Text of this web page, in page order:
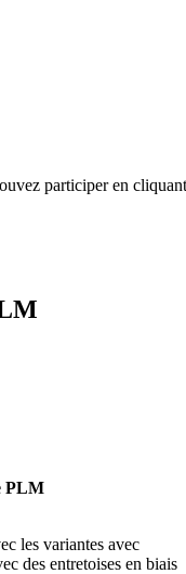
participer en cliquant
PLM
les variantes avec
des entretoises en biais